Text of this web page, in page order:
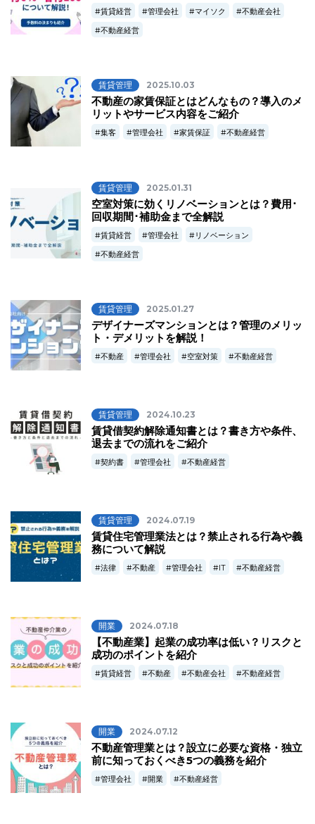
賃貸経営 管理会社 マイソク
不動産会社
不動産経営
賃貸管理 2025.10.03
不動産の家賃保証とはどんなもの？導入のメ
リットやサービス内容をご紹介
集客 管理会社 家賃保証 不動産経営
賃貸管理 2025.01.31
空室対策に効くリノベーションとは？費用･
回収期間･補助金まで全解説
賃貸経営 管理会社
リノベーション
不動産経営
賃貸管理 2025.01.27
デザイナーズマンションとは？管理のメリッ
ト・デメリットを解説！
不動産 管理会社 空室対策 不動産経営
賃貸管理 2024.10.23
賃貸借契約解除通知書とは？書き方や条件、
退去までの流れをご紹介
契約書 管理会社 不動産経営
賃貸管理 2024.07.19
賃貸住宅管理業法とは？禁止される行為や義
務について解説
法律 不動産 管理会社 IT 不動産経営
開業 2024.07.18
【不動産業】起業の成功率は低い？リスクと
成功のポイントを紹介
賃貸経営 不動産 不動産会社 不動産経営
開業 2024.07.12
不動産管理業とは？設立に必要な資格・独立
前に知っておくべき5つの義務を紹介
管理会社 開業 不動産経営